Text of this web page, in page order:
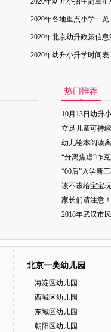
2020年各地重点小学一览
2020年北京幼升政策信息
2020年幼升小升学时间表
热门推荐
10月13日幼升
立足儿童可持
幼儿绘本阅读
“分离焦虑”咋
“00后”入学新
该不该给宝宝
家长们请注意
2018年武汉市
北京一类幼儿园
海淀区幼儿园
西城区幼儿园
东城区幼儿园
朝阳区幼儿园